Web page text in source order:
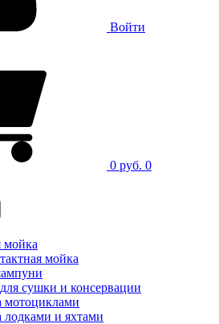
Войти
0 руб. 0
мойка
мойка
сушки и консервации
мотоциклами
лодками и яхтами